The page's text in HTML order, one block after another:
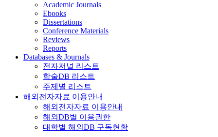
Academic Journals
Ebooks
Dissertations
Conference Materials
Reviews
Reports
Databases & Journals
전자저널 리스트
학술DB 리스트
주제별 리스트
해외전자자료 이용안내
해외전자자료 이용안내
해외DB별 이용권한
대학별 해외DB 구독현황